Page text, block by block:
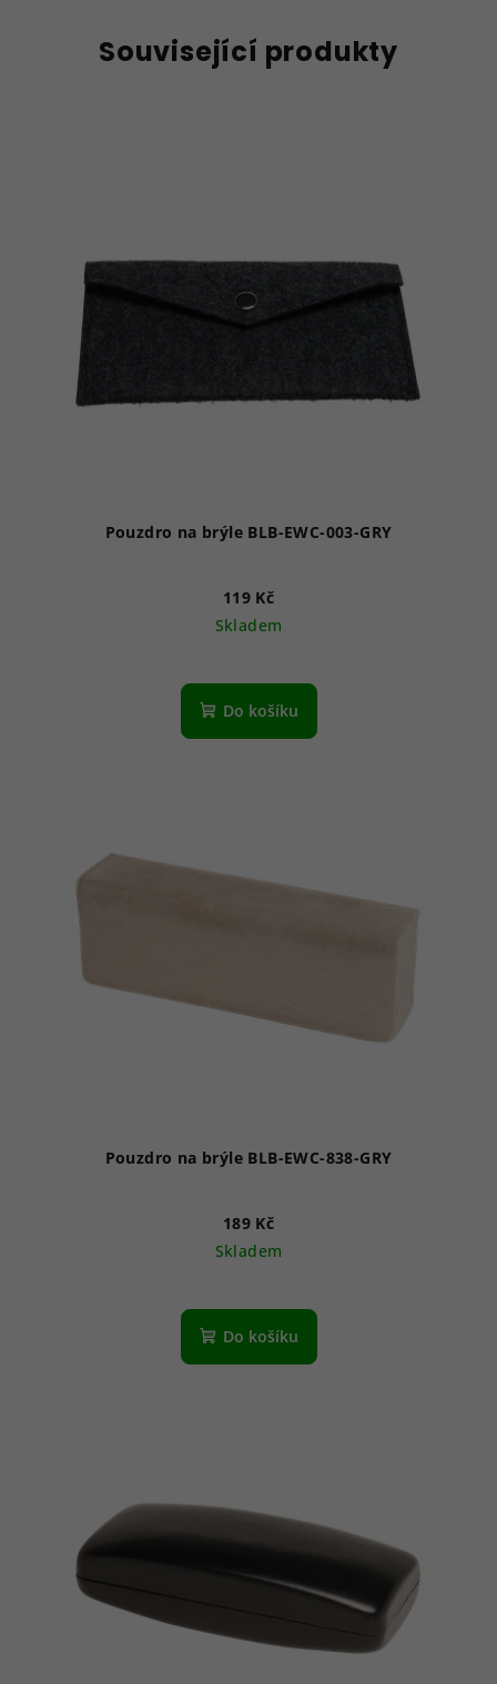
Související produkty
Pouzdro na brýle BLB-EWC-003-GRY
119 Kč
Skladem
Do košíku
Pouzdro na brýle BLB-EWC-838-GRY
189 Kč
Skladem
Do košíku